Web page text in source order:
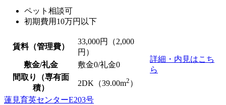
ペット相談可
初期費用10万円以下
賃料（管理費）
33,000円（2,000
円）
詳細・内見はこち
ら
敷金/礼金 敷金0/礼金0
間取り（専有面
積）
2DK（39.00m2 ）
蓮見育英センターE203号